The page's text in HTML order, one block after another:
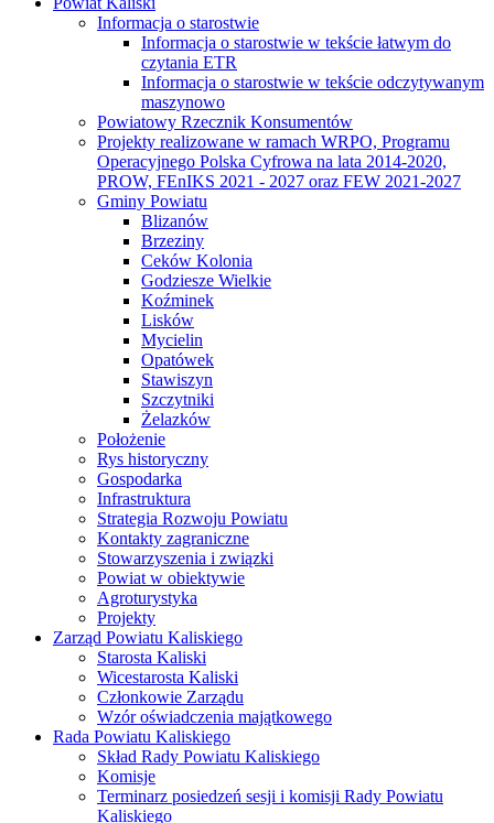
Informacja o starostwie
Informacja o starostwie w tekście łatwym do
czytania ETR
Informacja o starostwie w tekście odczytywanym
maszynowo
Powiatowy Rzecznik Konsumentów
Projekty realizowane w ramach WRPO, Programu
Operacyjnego Polska Cyfrowa na lata 2014-2020,
PROW, FEnIKS 2021 - 2027 oraz FEW 2021-2027
Gminy Powiatu
Blizanów
Brzeziny
Ceków Kolonia
Godziesze Wielkie
Koźminek
Lisków
Mycielin
Opatówek
Stawiszyn
Szczytniki
Żelazków
Położenie
Rys historyczny
Gospodarka
Infrastruktura
Strategia Rozwoju Powiatu
Kontakty zagraniczne
Stowarzyszenia i związki
Powiat w obiektywie
Agroturystyka
Projekty
Zarząd Powiatu Kaliskiego
Starosta Kaliski
Wicestarosta Kaliski
Członkowie Zarządu
Wzór oświadczenia majątkowego
Rada Powiatu Kaliskiego
Skład Rady Powiatu Kaliskiego
Komisje
Terminarz posiedzeń sesji i komisji Rady Powiatu
Kaliskiego